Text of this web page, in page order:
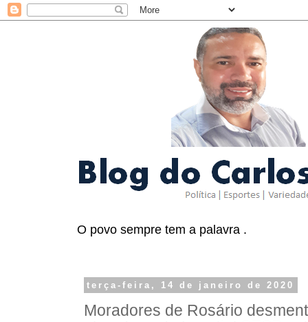
O povo sempre tem a palavra .
terça-feira, 14 de janeiro de 2020
Moradores de Rosário